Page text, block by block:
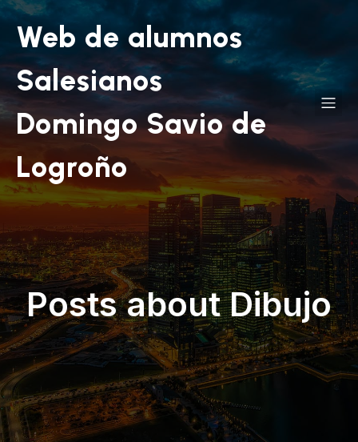
Web de alumnos
Salesianos
Domingo Savio de
Logroño
Posts about Dibujo